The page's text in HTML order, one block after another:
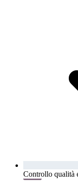
Controllo qualità